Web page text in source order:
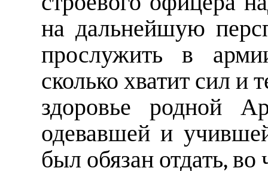
на дальнейшую
прослужить в
сколько хватит сил и
здоровье родной
одевавшей и
был обязан отдать,